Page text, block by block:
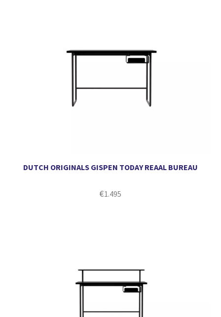
DUTCH ORIGINALS GISPEN TODAY REAAL BUREAU
€1.495